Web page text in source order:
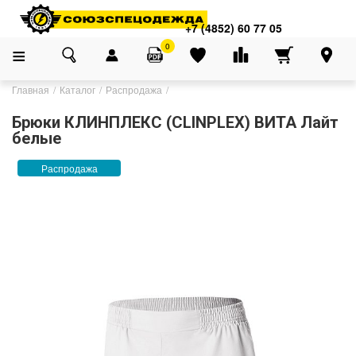
+7 (4852) 60 77 05
0
Главная Каталог Распродажа
Брюки КЛИНПЛЕКС (CLINPLEX) ВИТА Лайт
белые
Распродажа